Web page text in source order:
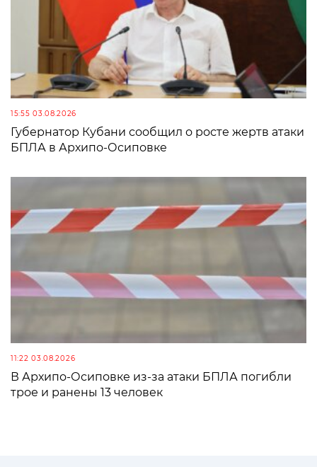
15:55 03.08.2026
Губернатор Кубани сообщил о росте жертв атаки
БПЛА в Архипо-Осиповке
11:22 03.08.2026
В Архипо-Осиповке из-за атаки БПЛА погибли
трое и ранены 13 человек